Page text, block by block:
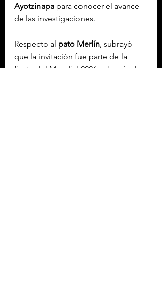
Ayotzinapa para conocer el avance
de las investigaciones.
Respecto al pato Merlín , subrayó
que la invitación fue parte de la
fiesta del Mundial 2026, además de